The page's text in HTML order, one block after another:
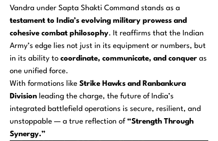
Vandra under Sapta Shakti Command stands as a
testament to India’s evolving military prowess and
cohesive combat philosophy. It reaffirms that the Indian
Army’s edge lies not just in its equipment or numbers, but
in its ability to coordinate, communicate, and conquer as
one unified force.
With formations like Strike Hawks and Ranbankura
Division leading the charge, the future of India’s
integrated battlefield operations is secure, resilient, and
unstoppable — a true reflection of “Strength Through
Synergy.”